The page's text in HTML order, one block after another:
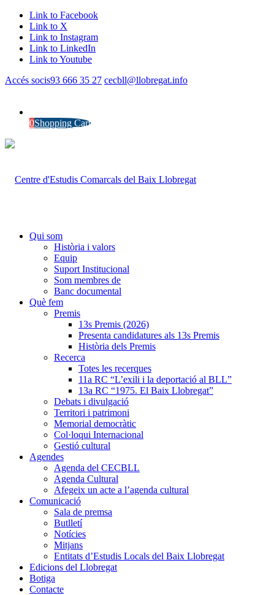
Link to Facebook
Link to X
Link to Instagram
Link to LinkedIn
Link to Youtube
Accés socis93 666 35 27 cecbll@llobregat.info
0Shopping Cart
Qui som
Història i valors
Equip
Suport Institucional
Som membres de
Banc documental
Què fem
Premis
13s Premis (2026)
Presenta candidatures als 13s Premis
Història dels Premis
Recerca
Totes les recerques
11a RC “L’exili i la deportació al BLL”
13a RC “1975. El Baix Llobregat”
Debats i divulgació
Territori i patrimoni
Memorial democràtic
Col·loqui Internacional
Gestió cultural
Agendes
Agenda del CECBLL
Agenda Cultural
Afegeix un acte a l’agenda cultural
Comunicació
Sala de premsa
Butlletí
Notícies
Mitjans
Entitats d’Estudis Locals del Baix Llobregat
Edicions del Llobregat
Botiga
Contacte